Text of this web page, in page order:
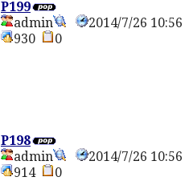
P199
admin
2014/7/26 10:56
930
0
P198
admin
2014/7/26 10:56
914
0